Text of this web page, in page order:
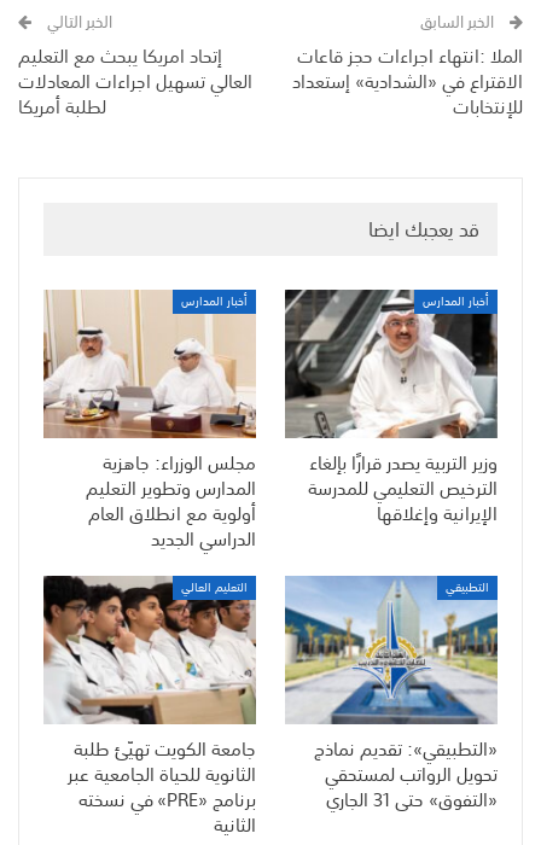
الخبر السابق
الملا :انتهاء اجراءات حجز قاعات
الاقتراع في «الشدادية» إستعداد
للإنتخابات
الخبر التالي
إتحاد امريكا يبحث مع التعليم
العالي تسهيل اجراءات المعادلات
لطلبة أمريكا
قد يعجبك ايضا
أخبار المدارس
وزير التربية يصدر قرارًا بإلغاء
الترخيص التعليمي للمدرسة
الإيرانية وإغلاقها
أخبار المدارس
مجلس الوزراء: جاهزية
المدارس وتطوير التعليم
أولوية مع انطلاق العام
الدراسي الجديد
التطبيقي
«التطبيقي»: تقديم نماذج
تحويل الرواتب لمستحقي
«التفوق» حتى 31 الجاري
التعليم العالي
جامعة الكويت تهيّئ طلبة
الثانوية للحياة الجامعية عبر
برنامج «PRE» في نسخته
الثانية